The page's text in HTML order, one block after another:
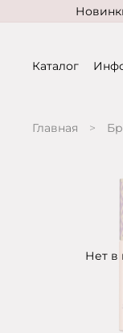
Каталог
Главная
Нет в